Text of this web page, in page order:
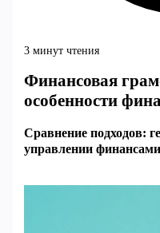
3 минут чтения
Финансовая
особенности
Сравнение подходов:
управлении финансами